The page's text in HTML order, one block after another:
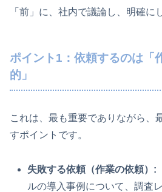
「前」に、社内で議論し、明確に
ポイント1：依頼するのは「
的」
これは、最も重要でありながら、
すポイントです。
失敗する依頼（作業の依頼）:
ルの導入事例について、調査